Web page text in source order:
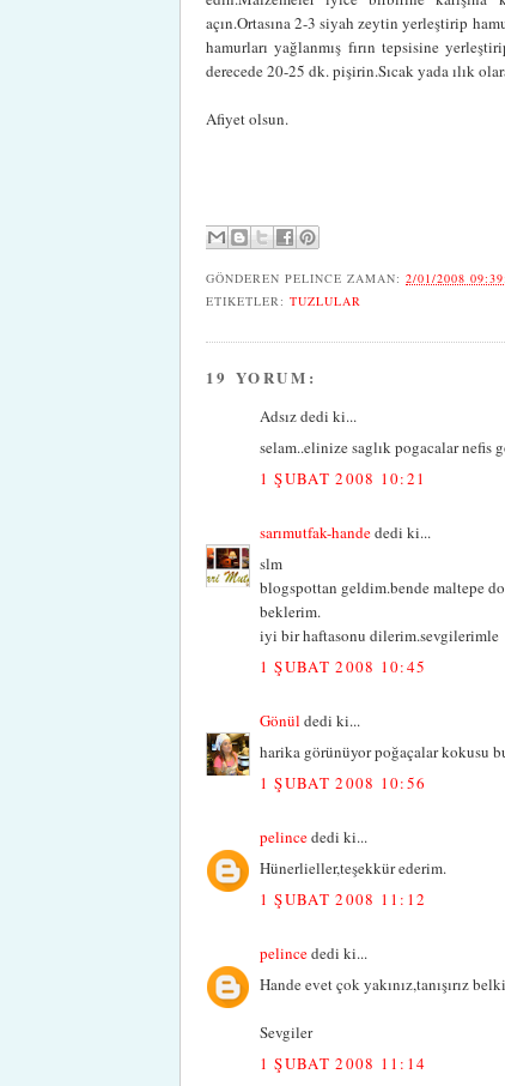
açın.Ortasına 2-3 siyah zeytin yerleştirip
hamurları yağlanmış fırın tepsisine
derecede 20-25 dk. pişirin.Sıcak yada ılık
Afiyet olsun.
GÖNDEREN PELINCE ZAMAN:2/01/2008
ETIKETLER: TUZLULAR
19 YORUM:
Adsız dedi ki...
selam..elinize saglık pogacalar nefis
1 ŞUBAT 2008 10:21
sarımutfak-handededi ki...
slm
blogspottan geldim.bende maltepe
beklerim.
iyi bir haftasonu dilerim.sevgilerimle
1 ŞUBAT 2008 10:45
Gönül dedi ki...
harika görünüyor poğaçalar kokusu
1 ŞUBAT 2008 10:56
pelincededi ki...
Hünerlieller,teşekkür ederim.
1 ŞUBAT 2008 11:12
pelincededi ki...
Hande evet çok yakınız,tanışırız
Sevgiler
1 ŞUBAT 2008 11:14